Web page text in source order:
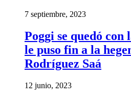
7 septiembre, 2023
Poggi se quedó con
le puso fin a la
Rodríguez Saá
12 junio, 2023